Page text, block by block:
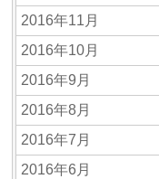
2016年11月
2016年10月
2016年9月
2016年8月
2016年7月
2016年6月